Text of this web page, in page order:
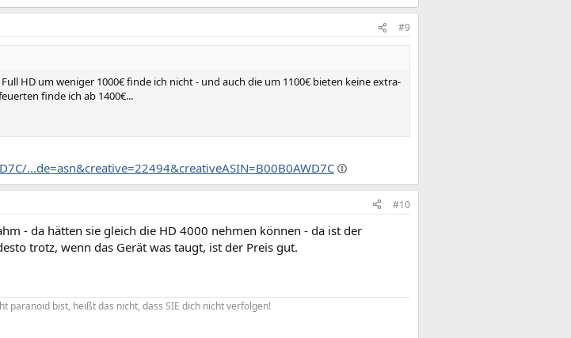
#9
HD um weniger 1000€ finde ich nicht - und auch die um 1100€ bieten keine extra-
finde ich ab 1400€...
...de=asn&creative=22494&creativeASIN=B00B0AWD7C
#10
- da hätten sie gleich die HD 4000 nehmen können - da ist der
trotz, wenn das Gerät was taugt, ist der Preis gut.
paranoid bist, heißt das nicht, dass SIE dich nicht verfolgen!​